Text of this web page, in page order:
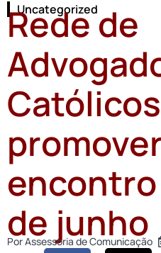
Uncategorized
Rede de
Católicos
encontro
de junho
PorAssessoria de Comunicação